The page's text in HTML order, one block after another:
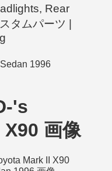
Rear
タムパーツ |
's
画像